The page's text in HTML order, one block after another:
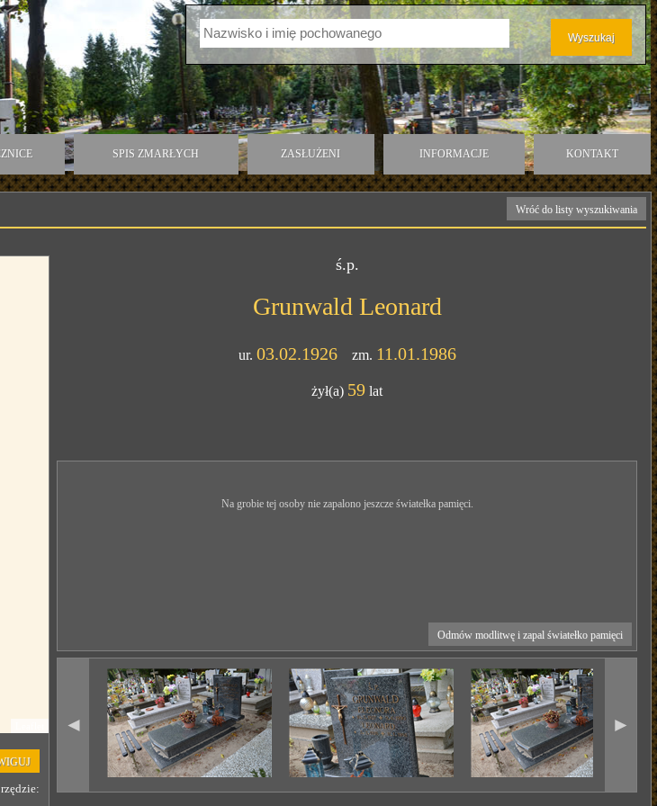
SPIS ZMARŁYCH ZASŁUŻENI INFORMACJE KONTAKT
Wróć do listy wyszukiwania
ś.p.
Grunwald Leonard
ur. 03.02.1926zm. 11.01.1986
żył(a) 59 lat
Na grobie tej osoby nie zapalono jeszcze światełka pamięci.
Odmów modlitwę i zapal światełko pamięci
◄ ►